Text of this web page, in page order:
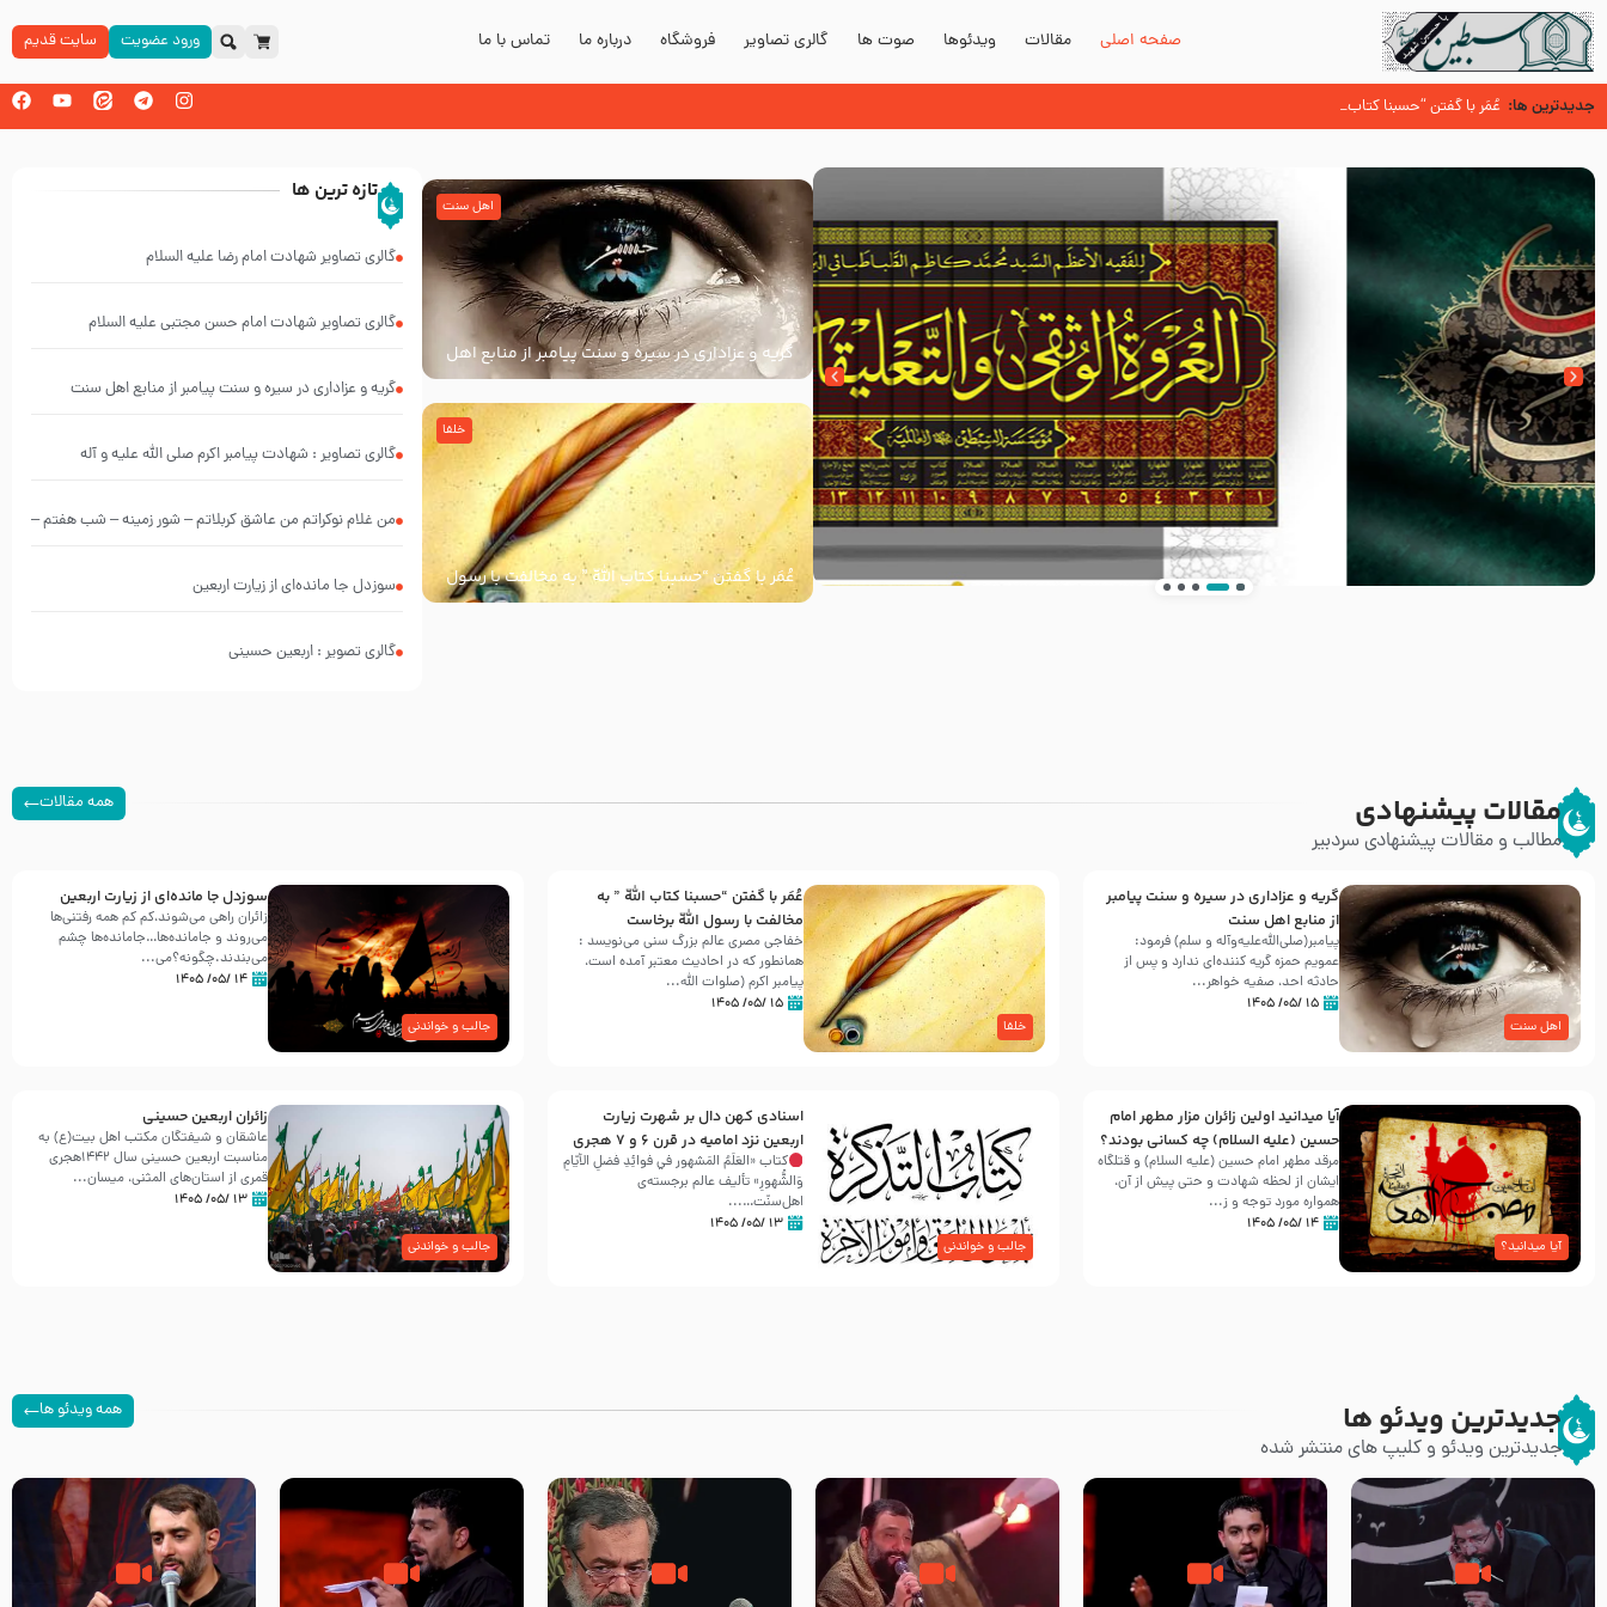
صفحه اصلی مقالات ویدئوها صوت ها گالری تصاویر فروشگاه درباره ما تماس با ما ورود عضویت سایت قدیم
جدیدترین ها: عُمَر با گفتن “حسبنا كتاب اللّه ” به مخالفت با رسول اللّه برخاست
سوزدل جا مانده‌ای از زیارت اربعین
آیا میدانید اولین زائران مزار مطهر امام حسین (علیه السلام) چه کسانی بودند؟
گریه و عزاداری در سیره و سنت پیامبر از منابع اهل
سنت
اهل سنت
عُمَر با گفتن “حسبنا كتاب اللّه ” به مخالفت با رسول
اللّه برخاست
خلفا
تازه ترین ها
گالری تصاویر شهادت امام رضا علیه السلام
گالری تصاویر شهادت امام حسن مجتبی علیه السلام
گریه و عزاداری در سیره و سنت پیامبر از منابع اهل سنت
گالری تصاویر : شهادت پیامبر اکرم صلی الله علیه و آله
من غلام نوکراتم من عاشق کربلاتم – شور زمینه – شب هفتم –
سوزدل جا مانده‌ای از زیارت اربعین
گالری تصویر : اربعین حسینی
مقالات پیشنهادی
مطالب و مقالات پیشنهادی سردبیر
همه مقالات
اهل سنت
گریه و عزاداری در سیره و سنت پیامبر
از منابع اهل سنت
پیامبر(صلی‌الله‌علیه‌وآله و سلم) فرمود:
عمویم حمزه گریه کننده‌ای ندارد و پس از
حادثه احد، صفیه خواهر...
۱۵ /۰۵/ ۱۴۰۵
خلفا
عُمَر با گفتن “حسبنا كتاب اللّه ” به
مخالفت با رسول اللّه برخاست
خفاجی مصری عالم بزرگ سنی می‌نویسد :
همانطور که در احادیث معتبر آمده است،
پیامبر اکرم (صلوات اللّه...
۱۵ /۰۵/ ۱۴۰۵
جالب و خواندنی
سوزدل جا مانده‌ای از زیارت اربعین
زائران راهی می‌شوند،کم‌ کم همه رفتنی‌ها
می‌روند و جامانده‌ها…جامانده‌ها چشم
می‌بندند.چگونه؟می‌...
۱۴ /۰۵/ ۱۴۰۵
آیا میدانید؟
آیا میدانید اولین زائران مزار مطهر امام
حسین (علیه السلام) چه کسانی بودند؟
مرقد مطهر امام حسین (علیه السلام) و قتلگاه
ایشان از لحظه شهادت و حتی پیش از آن،
همواره مورد توجه و ز...
۱۴ /۰۵/ ۱۴۰۵
جالب و خواندنی
اسنادی کهن دال بر شهرت زیارت
اربعین نزد امامیه در قرن ۶ و ۷ هجری
کتاب «العَلَمُ المَشهور في فَوائِدِ فَضلِ الأيّامِ
وَالشُّهورِ» تألیف عالم برجسته‌ی
اهل‌سنّت…...
۱۳ /۰۵/ ۱۴۰۵
جالب و خواندنی
زائران اربعین حسینی
عاشقان و شیفتگان مکتب اهل بیت(ع) به
مناسبت اربعین حسینی سال ۱۴۴۲هجری
قمری از استان‌های المثنی، میسان...
۱۳ /۰۵/ ۱۴۰۵
جدیدترین ویدئو ها
جدیدترین ویدئو و کلیپ های منتشر شده
همه ویدئو ها